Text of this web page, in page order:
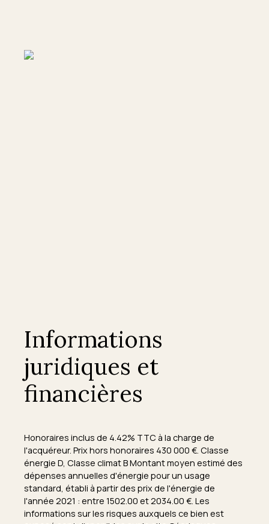
Informations
juridiques et
financières
Honoraires inclus de 4.42% TTC à la charge de
l'acquéreur. Prix hors honoraires 430 000 €. Classe
énergie D, Classe climat B Montant moyen estimé des
dépenses annuelles d'énergie pour un usage
standard, établi à partir des prix de l'énergie de
l'année 2021 : entre 1502.00 et 2034.00 €. Les
informations sur les risques auxquels ce bien est